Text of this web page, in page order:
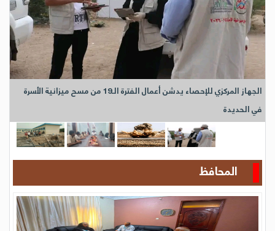
الجهاز المركزي للإحصاء يدشن أعمال الفترة الـ19 من مسح ميزانية الأسرة
في الحديدة
المحافظ